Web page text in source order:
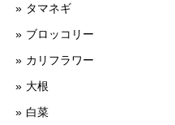
タマネギ
ブロッコリー
カリフラワー
大根
白菜